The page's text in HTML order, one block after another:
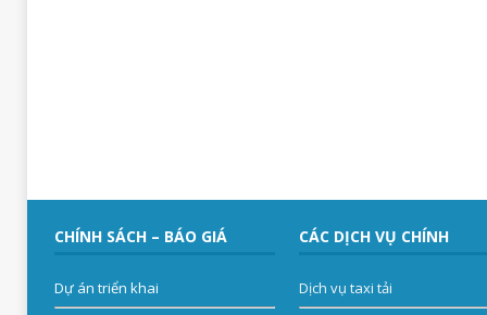
CHÍNH SÁCH – BÁO GIÁ
Dự án triển khai
CÁC DỊCH VỤ CHÍNH
Dịch vụ taxi tải